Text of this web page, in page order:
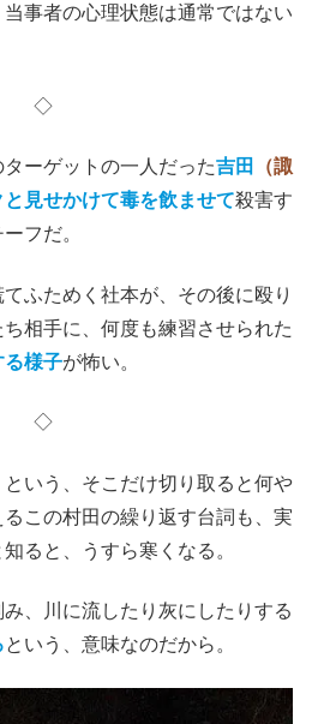
事者の心理状態は通常ではない
◇
ーゲットの一人だった吉田
（諏
見せかけて毒を飲ませて殺害す
フだ。
ふためく社本が、その後に殴り
相手に、何度も練習させられた
る様子が怖い。
◇
という、そこだけ切り取ると何や
この村田の繰り返す台詞も、実
ると、うすら寒くなる。
、川に流したり灰にしたりする
という、意味なのだから。